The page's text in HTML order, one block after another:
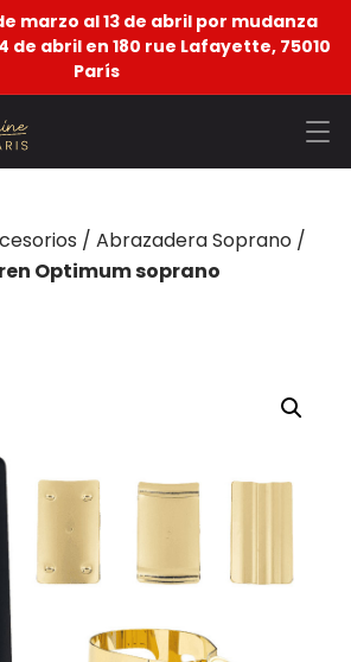
marzo al 13 de abril por mudanza
de abril en 180 rue Lafayette, 75010
París
/ Abrazadera Soprano /
Optimum soprano